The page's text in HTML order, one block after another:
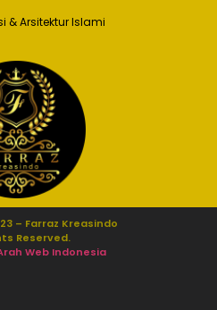
& Arsitektur Islami
– Farraz Kreasindo
Reserved.
Web Indonesia